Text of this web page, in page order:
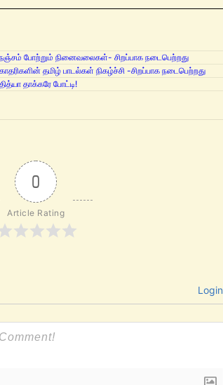
போற்றும் நினைவலைகள்- சிறப்பாக நடைபெற்றது
தமிழ் பாடல்கள் நிகழ்ச்சி -சிறப்பாக நடைபெற்றது
தாக்கரே போட்டி!
0
Article Rating
Login